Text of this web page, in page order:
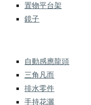
置物平台架
鏡子
自動感應龍頭
三角凡而
排水零件
手持花灑